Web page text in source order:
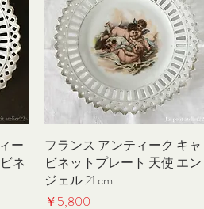
ー
ネ
クイックビュー
フランス アンティーク キャ
ビネットプレート 天使 エン
ジェル 21 cm
価格
￥5,800